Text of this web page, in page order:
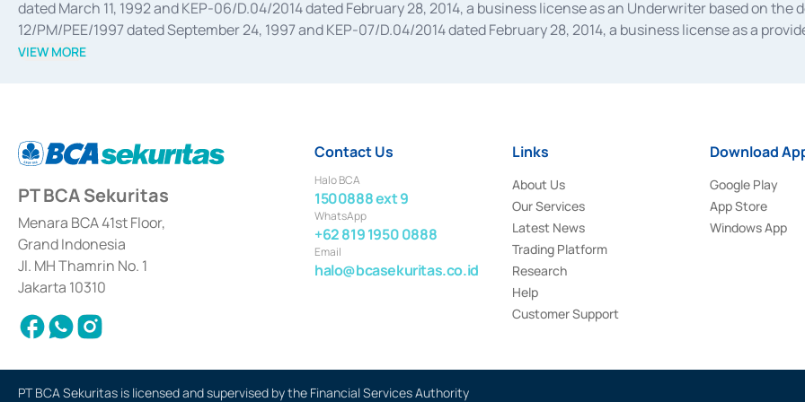
dated March 11, 1992 and KEP-06/D.04/2014 dated February 28, 2014, a business license as an Underwriter based on
12/PM/PEE/1997 dated September 24, 1997 and KEP-07/D.04/2014 dated February 28, 2014, a business license as a
divestments, and joint ventures based on the decree of the Financial Services Authority Number S-67/PM.21/2014 dated
Settlement of Commercial Paper Transactions whose license was issued in 2018.
VIEW MORE
PT BCA Sekuritas
Menara BCA 41st Floor,
Grand Indonesia
Jl. MH Thamrin No. 1
Jakarta 10310
Contact Us
Halo BCA
1500888 ext 9
WhatsApp
+62 819 1950 0888
Email
halo@bcasekuritas.co.id
Links
About Us
Our Services
Latest News
Trading Platform
Research
Help
Customer Support
Download
Google Play
App Store
Windows App
PT BCA Sekuritas is licensed and supervised by the Financial Services Authority